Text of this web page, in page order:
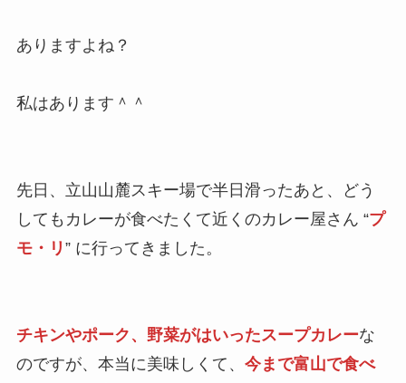
ありますよね？
私はあります＾＾
先日、立山山麓スキー場で半日滑ったあと、どう
してもカレーが食べたくて近くのカレー屋さん “プ
モ・リ ” に行ってきました。
チキンやポーク、野菜がはいったスープカレーな
のですが、本当に美味しくて、 今まで富山で食べ